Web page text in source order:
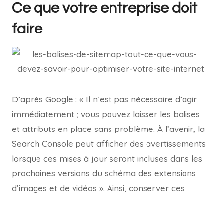
Ce que votre entreprise doit
faire
D’après Google : « Il n’est pas nécessaire d’agir
immédiatement ; vous pouvez laisser les balises
et attributs en place sans problème. À l’avenir, la
Search Console peut afficher des avertissements
lorsque ces mises à jour seront incluses dans les
prochaines versions du schéma des extensions
d’images et de vidéos ». Ainsi, conserver ces